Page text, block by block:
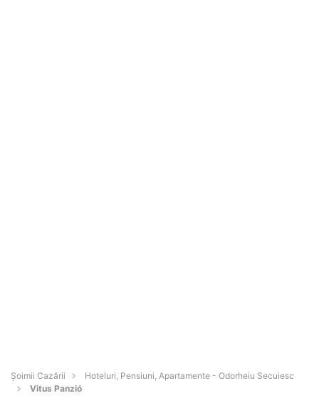
Șoimii Cazării
Hoteluri, Pensiuni, Apartamente - Odorheiu Secuiesc
Vitus Panzió